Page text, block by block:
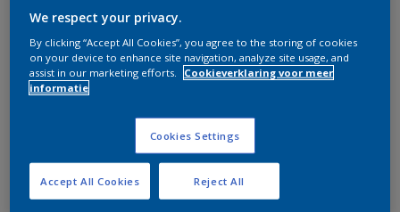
1 L
Aantal Verfcalculator
Op dit moment is het niet mogelijk dit product online
te bestellen. Bezoek je dichtstbijzijnde winkel of klik op
de knop hieronder.
We respect your privacy.
By clicking “Accept All Cookies”, you agree to the storing of cookies
on your device to enhance site navigation, analyze site usage, and
assist in our marketing efforts.
Cookieverklaring voor meer
informatie
Cookies Settings
Reject All
Accept All Cookies